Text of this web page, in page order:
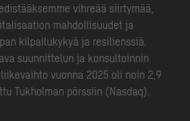
vihreää siirtymää,
mahdollisuudet ja
kilpailukykyä ja resilienssiä.
suunnittelun ja konsultoinnin
vuonna 2025 oli noin 2,9
Tukholman pörssiin (Nasdaq).